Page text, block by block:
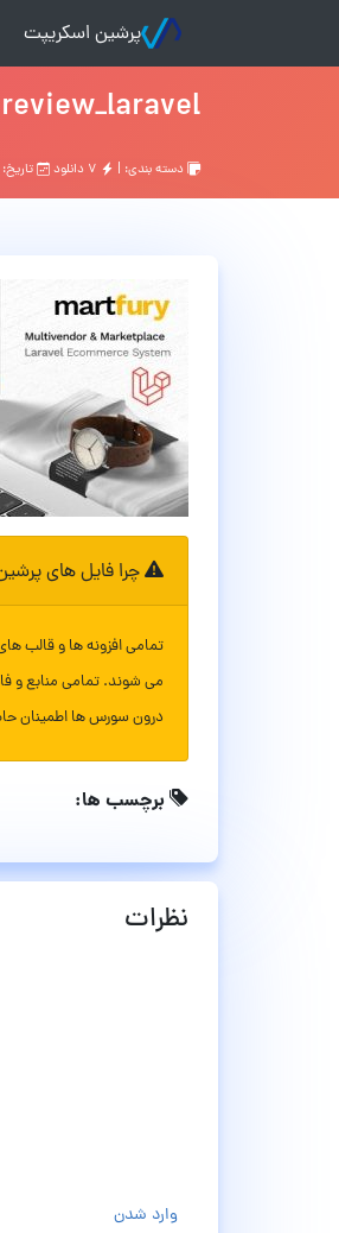
پرشین اسکریپت
دسته بندی: | تاریخ: ۱۲ ماه قبل
چرا فایل های
تمامی افزونه ها و قالب
می شوند. تمامی منابع و
درون سورس ها اطمینان
برچسب ها:
نظرات
وارد شدن